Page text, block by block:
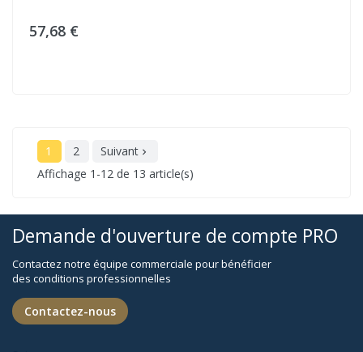
57,68 €
1 2 Suivant 
Affichage 1-12 de 13 article(s)
Demande d'ouverture de compte PRO
Contactez notre équipe commerciale pour bénéficier
des conditions professionnelles
Contactez-nous